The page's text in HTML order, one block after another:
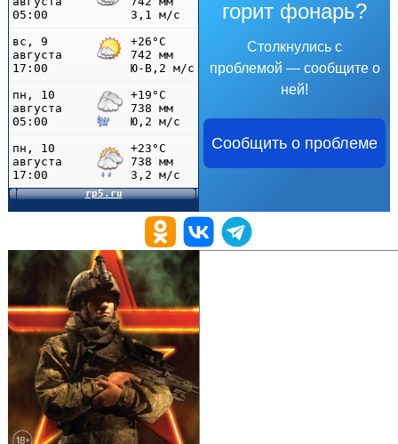
горит фонарь?
Столкнулись с
проблемой — сообщите о
ней!
Сообщить о проблеме